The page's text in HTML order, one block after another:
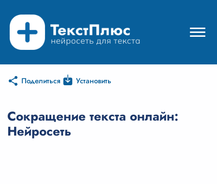
Режимы нейросети
Цены
Вход
Поделиться Установить
Сокращение текста онлайн:
Нейросеть